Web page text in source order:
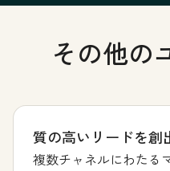
その他の
質の高いリードを創
複数チャネルにわたる